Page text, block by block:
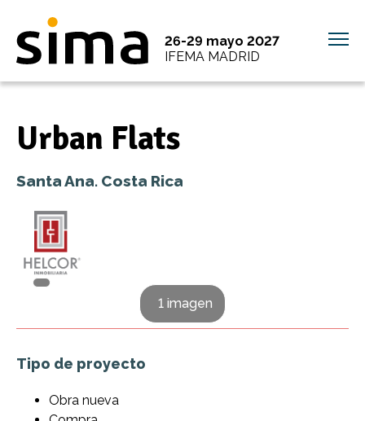
26-29 mayo 2027
IFEMA MADRID
Urban Flats
Santa Ana. Costa Rica
1 imagen
Tipo de proyecto
Obra nueva